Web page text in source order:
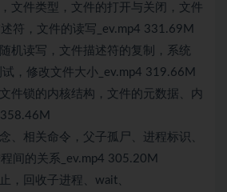
文件类型，文件的打开与关闭，文件
符，文件的读写_ev.mp4 331.69M
机读写，文件描述符的复制，系统
试，修改文件大小_ev.mp4 319.66M
件锁的内核结构，文件的元数据、内
、相关命令，父子孤尸、进程标识、
间的关系_ev.mp4 305.20M
，回收子进程、wait、